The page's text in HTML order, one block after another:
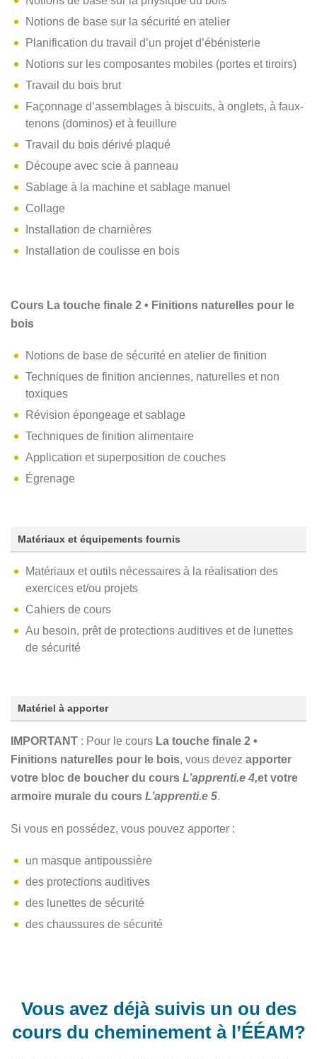
Notions de base sur la sécurité en atelier
Planification du travail d’un projet d’ébénisterie
Notions sur les composantes mobiles (portes et tiroirs)
Travail du bois brut
Façonnage d’assemblages à biscuits, à onglets, à faux-
tenons (dominos) et à feuillure
Travail du bois dérivé plaqué
Découpe avec scie à panneau
Sablage à la machine et sablage manuel
Collage
Installation de charnières
Installation de coulisse en bois
Cours La touche finale 2 • Finitions naturelles pour le
bois
Notions de base de sécurité en atelier de finition
Techniques de finition anciennes, naturelles et non
toxiques
Révision épongeage et sablage
Techniques de finition alimentaire
Application et superposition de couches
Égrenage
Matériaux et équipements fournis
Matériaux et outils nécessaires à la réalisation des
exercices et/ou projets
Cahiers de cours
Au besoin, prêt de protections auditives et de lunettes
de sécurité
Matériel à apporter
IMPORTANT : Pour le cours La touche finale 2 •
Finitions naturelles pour le bois, vous devez apporter
votre bloc de boucher du cours L’apprenti.e 4,et votre
armoire murale du cours L’apprenti.e 5.
Si vous en possédez, vous pouvez apporter :
un masque antipoussière
des protections auditives
des lunettes de sécurité
des chaussures de sécurité
Vous avez déjà suivis un ou des
cours du cheminement à l’ÉÉAM?